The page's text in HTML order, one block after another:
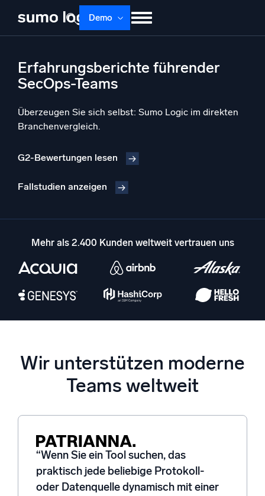
content
Demo
Lernen Über uns
Überwachen, Fehler beheben, automatisieren und verteidigen
Unterstützt durch KI/ML
Proprietäre Algorithmen, maschinelles Lernen und generative KI
reagieren
Protokolle für Sicherheit
Intelligente Cloud-Abläufe
Protokollanalyse
Erkennen und beheben mit umfassender Transparenz
Erfahrungsberichte führender
SecOps-Teams
Überzeugen Sie sich selbst: Sumo Logic im direkten
Branchenvergleich.
G2-Bewertungen lesen
Fallstudien anzeigen
Mehr als 2.400 Kunden weltweit vertrauen uns
Wir unterstützen moderne
Teams weltweit
“Wenn Sie ein Tool suchen, das
praktisch jede beliebige Protokoll-
oder Datenquelle dynamisch mit einer